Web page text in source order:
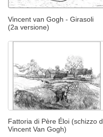
Vincent van Gogh - Girasoli
(2a versione)
Fattoria di Père Éloi (schizzo
Vincent Van Gogh)